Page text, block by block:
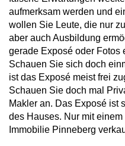
aufmerksam werden und
wollen Sie Leute, die nur
aber auch Ausbildung
gerade Exposé oder Fotos
Schauen Sie sich doch
ist das Exposé meist frei
Schauen Sie doch mal
Makler an. Das Exposé ist
des Hauses. Nur mit
Immobilie Pinneberg